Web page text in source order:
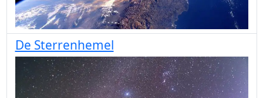
De Sterrenhemel